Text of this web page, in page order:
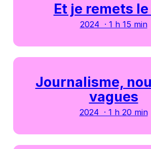
Et je remets
2024 · 1 h 15 min
Journalisme,
vagues
2024 · 1 h 20 min